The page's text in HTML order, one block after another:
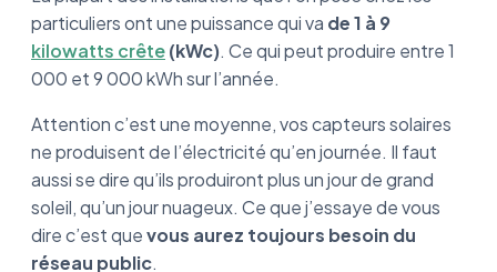
particuliers ont une puissance qui va de 1 à 9
kilowatts crête(kWc). Ce qui peut produire entre 1
000 et 9 000 kWh sur l’année.
Attention c’est une moyenne, vos capteurs solaires
ne produisent de l’électricité qu’en journée. Il faut
aussi se dire qu’ils produiront plus un jour de grand
soleil, qu’un jour nuageux. Ce que j’essaye de vous
dire c’est quevous aurez toujours besoin du
réseau public.